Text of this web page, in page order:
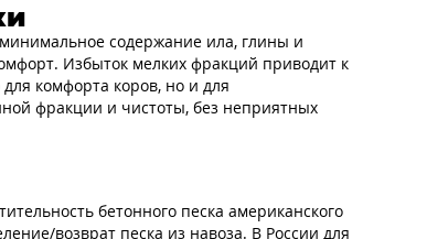
содержание ила, глины и
Избыток мелких фракций приводит к
комфорта коров, но и для
фракции и чистоты, без неприятных
бетонного песка американского
возврат песка из навоза. В России для